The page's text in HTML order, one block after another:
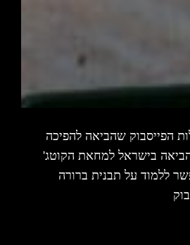
הפייסבוק שהביאה להפיכה
בישראל למחאת הקוטג'
ללמוד על תבנית ברורה